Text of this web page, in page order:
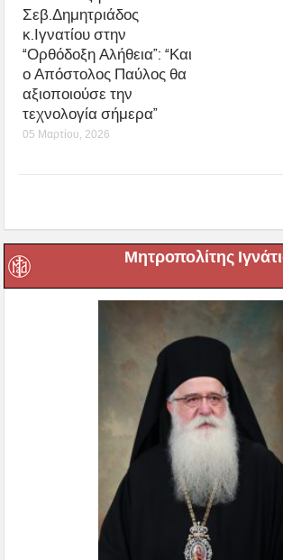
Σεβ.Δημητριάδος
κ.Ιγνατίου στην
“Ορθόδοξη Αλήθεια”: “Και
ο Απόστολος Παύλος θα
αξιοποιούσε την
τεχνολογία σήμερα”
05 Μαρτίου, 2026
Μητροπολίτης